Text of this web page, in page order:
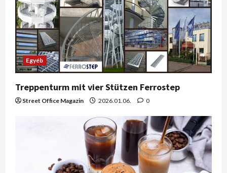
Egyéb
Treppenturm mit vier Stützen Ferrostep
Street Office Magazin 2026.01.06. 0